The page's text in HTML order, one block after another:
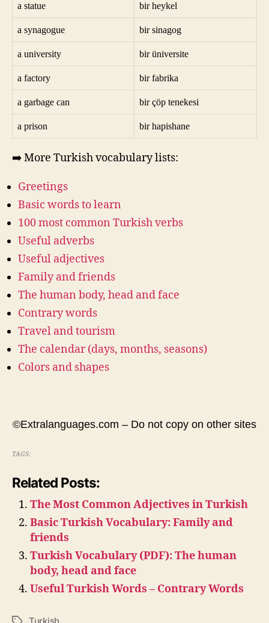
a statue bir heykel
a synagogue bir sinagog
a university bir üniversite
a factory bir fabrika
a garbage can bir çöp tenekesi
a prison bir hapishane
➡️ More Turkish vocabulary lists:
Greetings
Basic words to learn
100 most common Turkish verbs
Useful adverbs
Useful adjectives
Family and friends
The human body, head and face
Contrary words
Travel and tourism
The calendar (days, months, seasons)
Colors and shapes
©Extralanguages.com – Do not copy on other sites
TAGS:
Related Posts:
The Most Common Adjectives in Turkish
Basic Turkish Vocabulary: Family and
friends
Turkish Vocabulary (PDF): The human
body, head and face
Useful Turkish Words – Contrary Words
Turkish